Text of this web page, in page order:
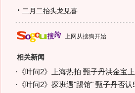
二月二抬头龙见喜
上网从搜狗开始
相关新闻
· 《叶问2》上海热拍 甄子丹洪金宝
· 《叶问2》探班遇"踢馆" 甄子丹否认